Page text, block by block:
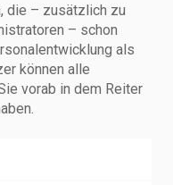
die – zusätzlich zu
– schon
als
können alle
vorab in dem Reiter